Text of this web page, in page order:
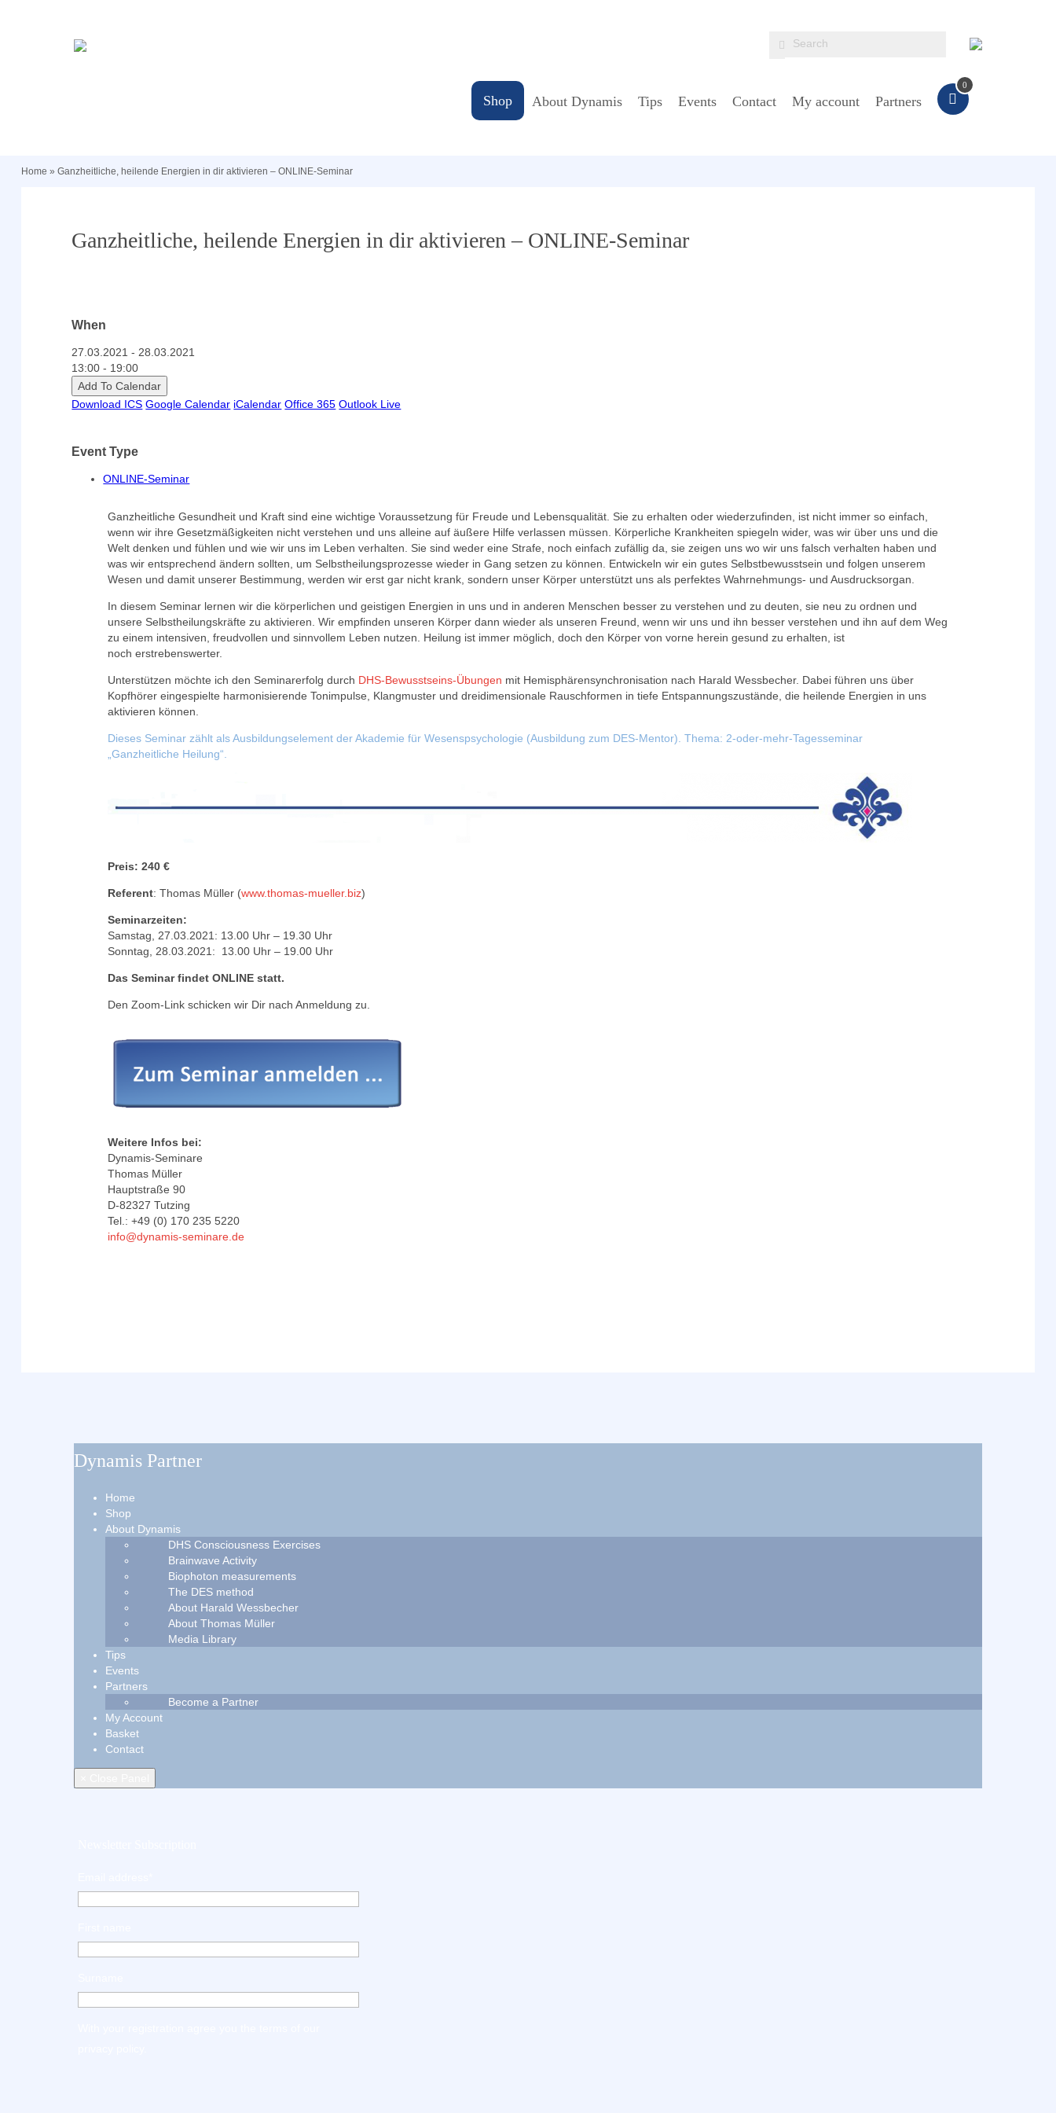
Shop About Dynamis Tips Events Contact My account Partners
0
Home » Ganzheitliche, heilende Energien in dir aktivieren – ONLINE-Seminar
Ganzheitliche, heilende Energien in dir aktivieren – ONLINE-Seminar
When
27.03.2021 - 28.03.2021
13:00 - 19:00
Add To Calendar
Download ICS Google Calendar iCalendar Office 365 Outlook Live
Event Type
ONLINE-Seminar
Ganzheitliche Gesundheit und Kraft sind eine wichtige Voraussetzung für Freude und Lebensqualität. Sie zu erhalten oder wiederzufinden, ist nicht immer so einfach,
wenn wir ihre Gesetzmäßigkeiten nicht verstehen und uns alleine auf äußere Hilfe verlassen müssen. Körperliche Krankheiten spiegeln wider, was wir über uns und die
Welt denken und fühlen und wie wir uns im Leben verhalten. Sie sind weder eine Strafe, noch einfach zufällig da, sie zeigen uns wo wir uns falsch verhalten haben und
was wir entsprechend ändern sollten, um Selbstheilungsprozesse wieder in Gang setzen zu können. Entwickeln wir ein gutes Selbstbewusstsein und folgen unserem
Wesen und damit unserer Bestimmung, werden wir erst gar nicht krank, sondern unser Körper unterstützt uns als perfektes Wahrnehmungs- und Ausdrucksorgan.
In diesem Seminar lernen wir die körperlichen und geistigen Energien in uns und in anderen Menschen besser zu verstehen und zu deuten, sie neu zu ordnen und
unsere Selbstheilungskräfte zu aktivieren. Wir empfinden unseren Körper dann wieder als unseren Freund, wenn wir uns und ihn besser verstehen und ihn auf dem Weg
zu einem intensiven, freudvollen und sinnvollem Leben nutzen. Heilung ist immer möglich, doch den Körper von vorne herein gesund zu erhalten, ist
noch erstrebenswerter.
Unterstützen möchte ich den Seminarerfolg durch DHS-Bewusstseins-Übungen mit Hemisphärensynchronisation nach Harald Wessbecher. Dabei führen uns über
Kopfhörer eingespielte harmonisierende Tonimpulse, Klangmuster und dreidimensionale Rauschformen in tiefe Entspannungszustände, die heilende Energien in uns
aktivieren können.
Dieses Seminar zählt als Ausbildungselement der Akademie für Wesenspsychologie (Ausbildung zum DES-Mentor). Thema: 2-oder-mehr-Tagesseminar
„Ganzheitliche Heilung“.
Preis: 240 €
Referent: Thomas Müller (www.thomas-mueller.biz)
Seminarzeiten:
Samstag, 27.03.2021: 13.00 Uhr – 19.30 Uhr
Sonntag, 28.03.2021: 13.00 Uhr – 19.00 Uhr
Das Seminar findet ONLINE statt.
Den Zoom-Link schicken wir Dir nach Anmeldung zu.
Weitere Infos bei:
Dynamis-Seminare
Thomas Müller
Hauptstraße 90
D-82327 Tutzing
Tel.: +49 (0) 170 235 5220
info@dynamis-seminare.de
Dynamis Partner
Home
Shop
About Dynamis
DHS Consciousness Exercises
Brainwave Activity
Biophoton measurements
The DES method
About Harald Wessbecher
About Thomas Müller
Media Library
Tips
Events
Partners
Become a Partner
My Account
Basket
Contact